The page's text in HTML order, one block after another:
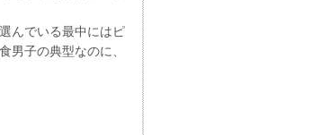
んでいる最中にはピ
男子の典型なのに、